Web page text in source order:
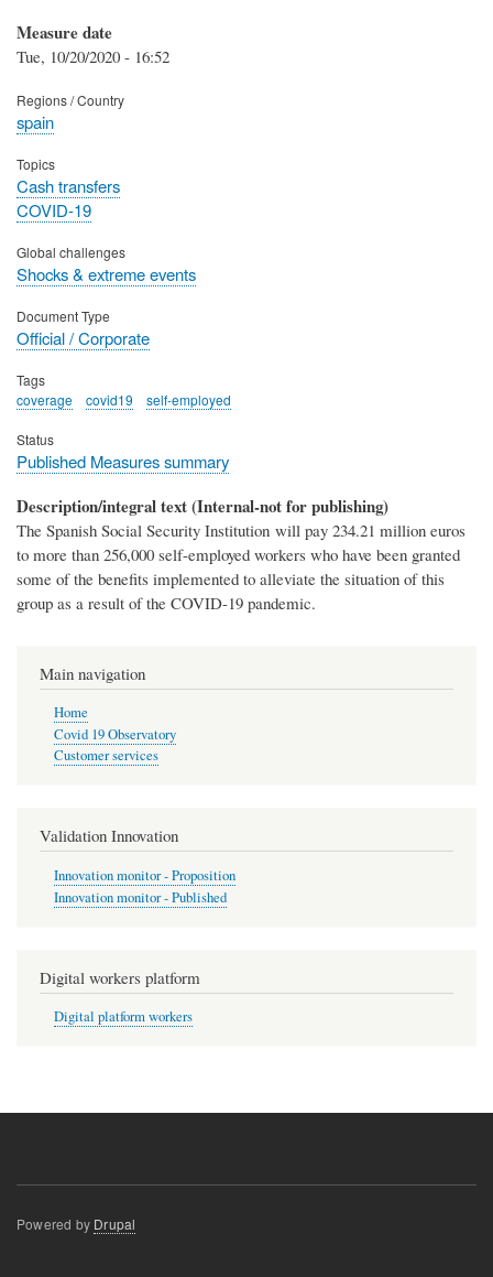
Measure date
Tue, 10/20/2020 - 16:52
Regions / Country
spain
Topics
Cash transfers
COVID-19
Global challenges
Shocks & extreme events
Document Type
Official / Corporate
Tags
coverage
covid19 self-employed
Status
Published Measures summary
Description/integral text (Internal-not for publishing)
The Spanish Social Security Institution will pay 234.21 million euros
to more than 256,000 self-employed workers who have been granted
some of the benefits implemented to alleviate the situation of this
group as a result of the COVID-19 pandemic.
Main navigation
Home
Covid 19 Observatory
Customer services
Validation Innovation
Innovation monitor - Proposition
Innovation monitor - Published
Digital workers platform
Digital platform workers
Powered by Drupal